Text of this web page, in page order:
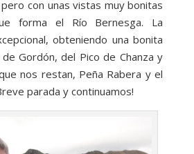
con unas vistas muy bonitas
forma el Río Bernesga. La
obteniendo una bonita
Gordón, del Pico de Chanza y
nos restan, Peña Rabera y el
parada y continuamos!